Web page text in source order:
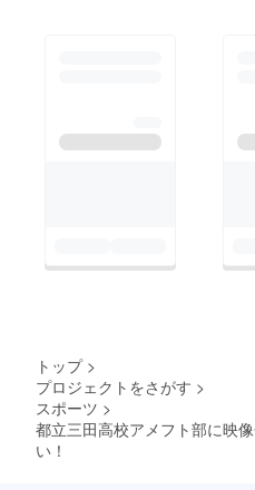
トップ >
プロジェクトをさがす >
スポーツ >
都立三田高校アメフト部に映
い！